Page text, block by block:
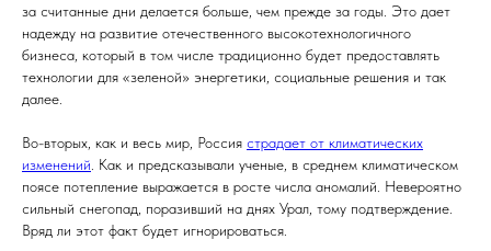
за считанные дни делается больше, чем прежде за годы. Это дает
надежду на развитие отечественного высокотехнологичного
бизнеса, который в том числе традиционно будет предоставлять
технологии для «зеленой» энергетики, социальные решения и так
далее.
Во-вторых, как и весь мир, Россия страдает от климатических
изменений. Как и предсказывали ученые, в среднем климатическом
поясе потепление выражается в росте числа аномалий. Невероятно
сильный снегопад, поразивший на днях Урал, тому подтверждение.
Вряд ли этот факт будет игнорироваться.